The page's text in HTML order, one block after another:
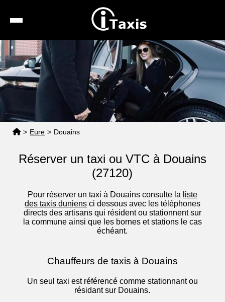
Recherche
Calcul de tarif
Taxis conventionnés
Espace pro
> Eure > Douains
Réserver un taxi ou VTC à Douains
(27120)
Pour réserver un taxi à Douains consulte la liste
des taxis duniensci dessous avec les téléphones
directs des artisans qui résident ou stationnent sur
la commune ainsi que les bornes et stations le cas
échéant.
Chauffeurs de taxis à Douains
Un seul taxi est référencé comme stationnant ou
résidant sur Douains.